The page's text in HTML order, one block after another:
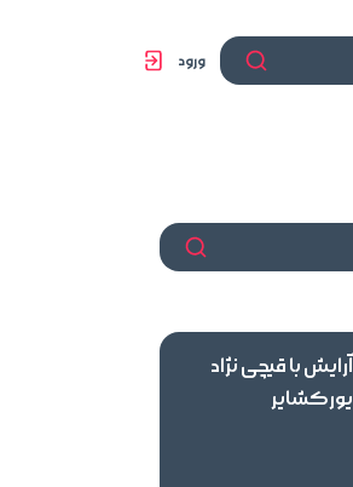
ورود
آرایش با قیچی نژاد
یورکشایر